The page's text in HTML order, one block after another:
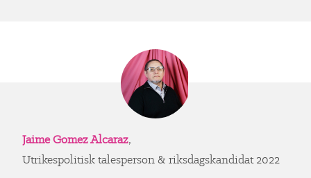
Jaime Gomez Alcaraz,
Utrikespolitisk talesperson & riksdagskandidat 2022